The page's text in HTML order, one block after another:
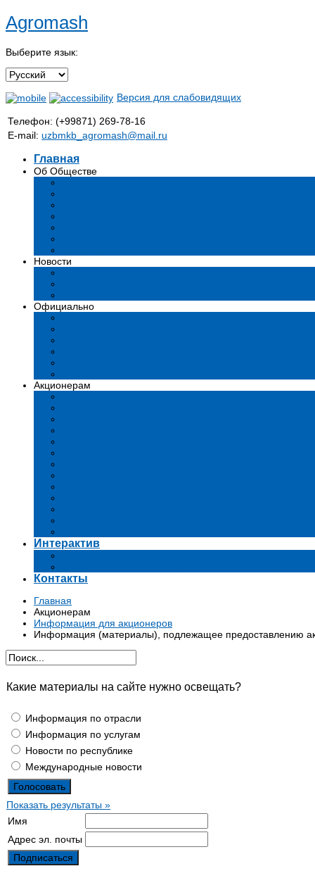
Agromash
Выберите язык:
Версия для слабовидящих
Телефон: (+99871) 269-78-16
E-mail: uzbmkb_agromash@mail.ru
Главная
Об Обществе
Новости
Официально
Акционерам
Интерактив
Контакты
Главная
Акционерам
Информация для акционеров
Информация (материалы), подлежащее предоставлению
Какие материалы на сайте нужно освещать?
Информация по отрасли
Информация по услугам
Новости по республике
Международные новости
Показать результаты »
Имя
Адрес эл. почты